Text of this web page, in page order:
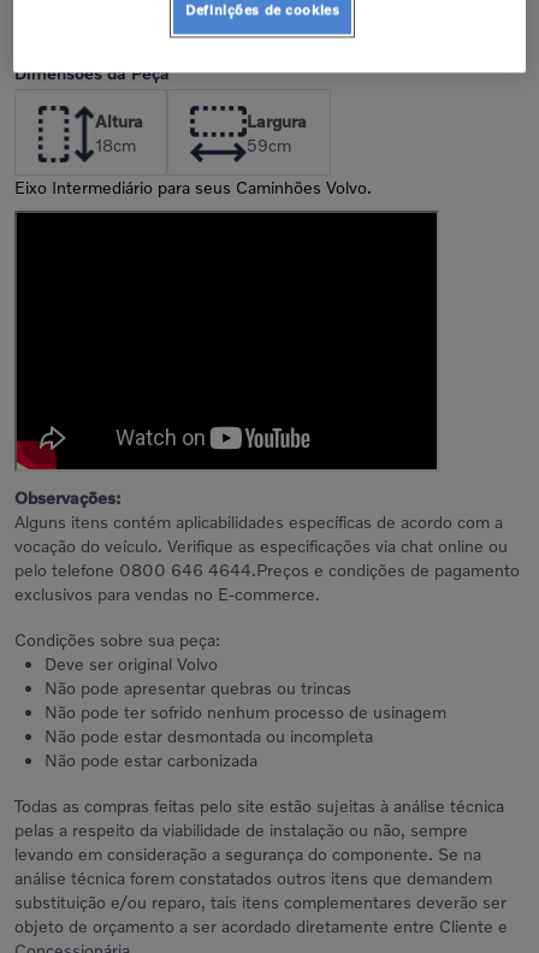
Eixo Intermediário para seus Caminhões Volvo.
Dimensões da Peça
Altura
18cm
Largura
59cm
Observações:
Alguns itens contém aplicabilidades específicas de acordo com a
vocação do veículo. Verifique as especificações via chat online ou
pelo telefone 0800 646 4644.Preços e condições de pagamento
exclusivos para vendas no E-commerce.
Condições sobre sua peça:
Deve ser original Volvo
Não pode apresentar quebras ou trincas
Não pode ter sofrido nenhum processo de usinagem
Não pode estar desmontada ou incompleta
Não pode estar carbonizada
Todas as compras feitas pelo site estão sujeitas à análise técnica
pelas a respeito da viabilidade de instalação ou não, sempre
levando em consideração a segurança do componente. Se na
análise técnica forem constatados outros itens que demandem
substituição e/ou reparo, tais itens complementares deverão ser
objeto de orçamento a ser acordado diretamente entre Cliente e
Definições de cookies